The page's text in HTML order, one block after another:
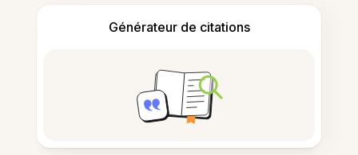
Générateur de citations